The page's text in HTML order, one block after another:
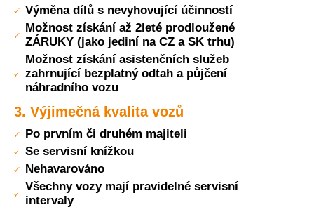
Výměna dílů s nevyhovující účinností
Možnost získání až 2leté prodloužené
ZÁRUKY (jako jediní na CZ a SK trhu)
Možnost získání asistenčních služeb
zahrnující bezplatný odtah a půjčení
náhradního vozu
3. Výjimečná kvalita vozů
Po prvním či druhém majiteli
Se servisní knížkou
Nehavarováno
Všechny vozy mají pravidelné servisní
intervaly